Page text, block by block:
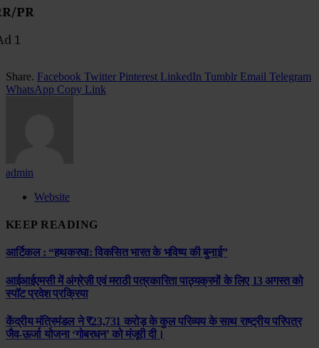
PR
Share. Facebook Twitter Pinterest LinkedIn Tumblr Email Telegram
WhatsApp Copy Link
admin
Website
KEEP READING
आर्टिकल : “हथकरघा: विकसित भारत के भविष्य की बुनाई”
आईआईएमसी में अंग्रेज़ी एवं मराठी पत्रकारिता पाठ्यक्रमों के लिए 13 अगस्त को
स्पॉट प्रवेश प्रक्रिया
केंद्रीय मंत्रिमंडल ने ₹23,731 करोड़ के कुल परिव्यय के साथ राष्ट्रीय परिपत्र
जैव-ऊर्जा योजना ‘गोबरधन’ को मंजूरी दी।